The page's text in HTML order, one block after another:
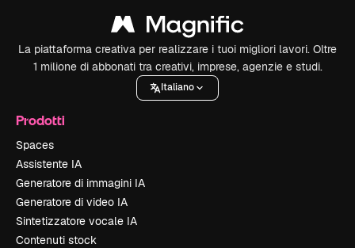
La piattaforma creativa per realizzare i tuoi migliori lavori. Oltre
1 milione di abbonati tra creativi, imprese, agenzie e studi.
Italiano
Prodotti
Spaces
Assistente IA
Generatore di immagini IA
Generatore di video IA
Sintetizzatore vocale IA
Contenuti stock